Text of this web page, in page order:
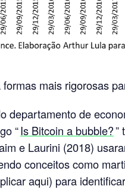
mais rigorosas
departamento de
“Is Bitcoin a bubble?”
e Laurini (2018)
conceitos como
aqui) para